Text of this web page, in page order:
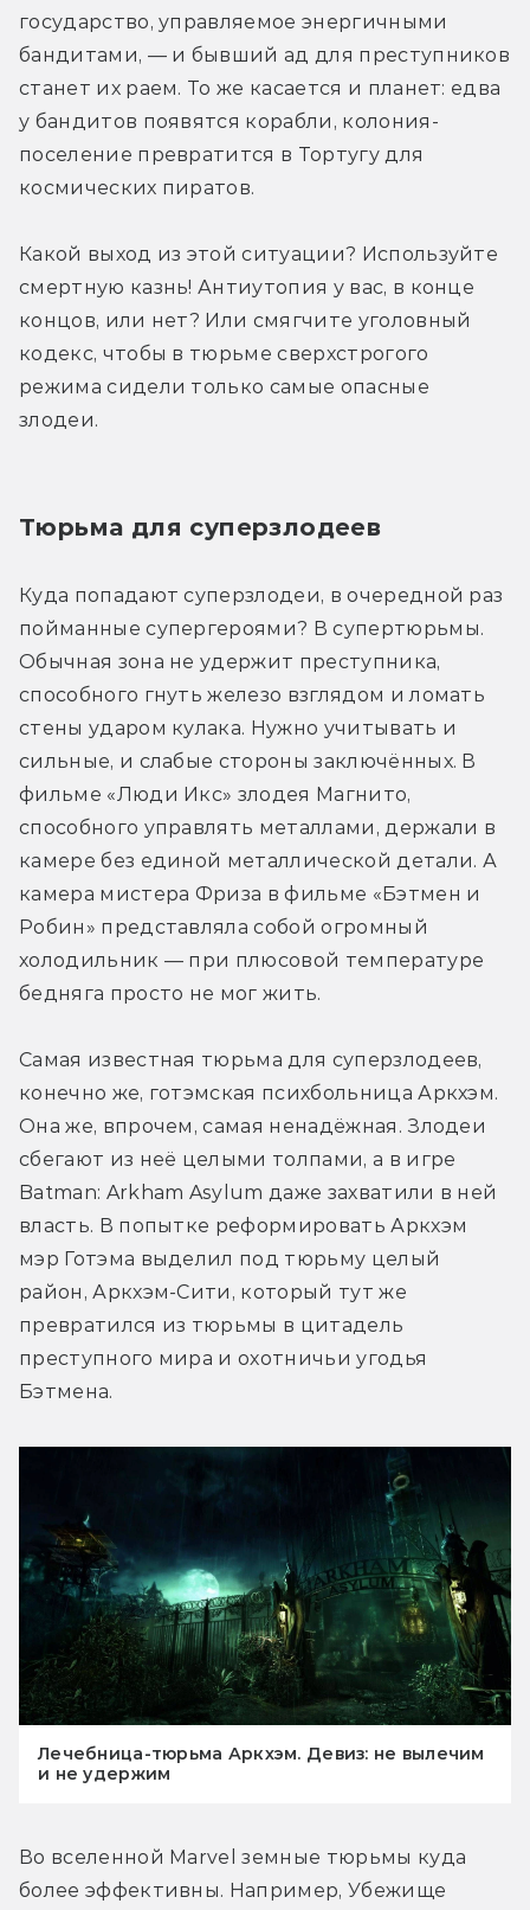
государство, управляемое энергичными
бандитами, — и бывший ад для преступников
станет их раем. То же касается и планет: едва
у бандитов появятся корабли, колония-
поселение превратится в Тортугу для
космических пиратов.
Какой выход из этой ситуации? Используйте
смертную казнь! Антиутопия у вас, в конце
концов, или нет? Или смягчите уголовный
кодекс, чтобы в тюрьме сверхстрогого
режима сидели только самые опасные
злодеи.
Тюрьма для суперзлодеев
Куда попадают суперзлодеи, в очередной раз
пойманные супергероями? В супертюрьмы.
Обычная зона не удержит преступника,
способного гнуть железо взглядом и ломать
стены ударом кулака. Нужно учитывать и
сильные, и слабые стороны заключённых. В
фильме «Люди Икс» злодея Магнито,
способного управлять металлами, держали в
камере без единой металлической детали. А
камера мистера Фриза в фильме «Бэтмен и
Робин» представляла собой огромный
холодильник — при плюсовой температуре
бедняга просто не мог жить.
Самая известная тюрьма для суперзлодеев,
конечно же, готэмская психбольница Аркхэм.
Она же, впрочем, самая ненадёжная. Злодеи
сбегают из неё целыми толпами, а в игре
Batman: Arkham Asylum даже захватили в ней
власть. В попытке реформировать Аркхэм
мэр Готэма выделил под тюрьму целый
район, Аркхэм-Сити, который тут же
превратился из тюрьмы в цитадель
преступного мира и охотничьи угодья
Бэтмена.
Лечебница-тюрьма Аркхэм. Девиз: не вылечим
и не удержим
Во вселенной Marvel земные тюрьмы куда
более эффективны. Например, Убежище